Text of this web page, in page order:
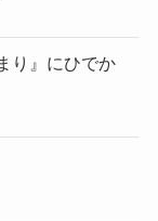
り』にひでか